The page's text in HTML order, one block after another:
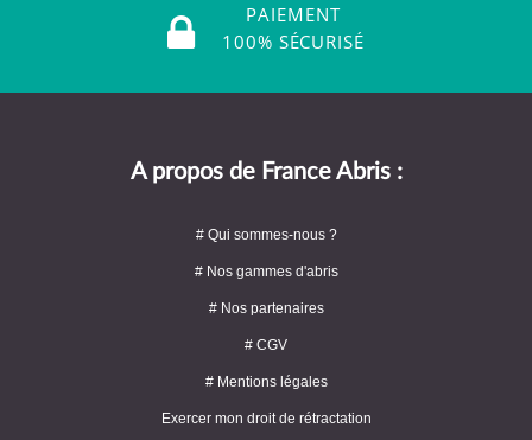
PAIEMENT
100% SÉCURISÉ
A propos de France Abris :
# Qui sommes-nous ?
# Nos gammes d'abris
# Nos partenaires
# CGV
# Mentions légales
Exercer mon droit de rétractation